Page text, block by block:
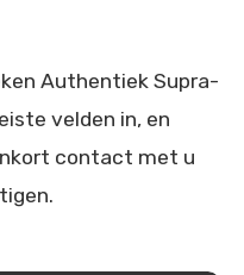
Authentiek Supra-
velden in, en
contact met u